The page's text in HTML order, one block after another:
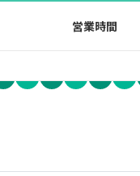
営業時間